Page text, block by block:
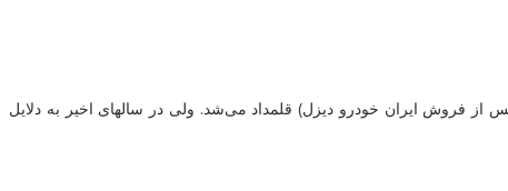
فروش و خدمات پس از فروش ایران خودرو دیزل) قلمداد می‌شد. ولی در سالهای اخیر به دلایل